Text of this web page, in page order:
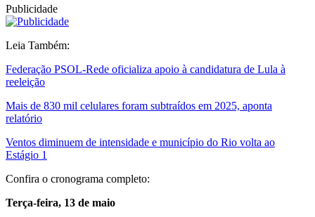
Publicidade
Leia Também:
Federação PSOL-Rede oficializa apoio à candidatura de Lula à
reeleição
Mais de 830 mil celulares foram subtraídos em 2025, aponta
relatório
Ventos diminuem de intensidade e município do Rio volta ao
Estágio 1
Confira o cronograma completo:
Terça-feira, 13 de maio